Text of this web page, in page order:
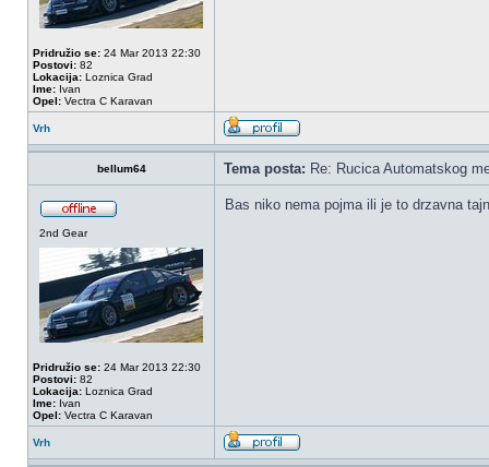
Pridružio se: 24 Mar 2013 22:30
Postovi: 82
Lokacija: Loznica Grad
Ime: Ivan
Opel: Vectra C Karavan
Vrh
bellum64 Tema posta: Re: Rucica Automatskog
2nd Gear
Pridružio se: 24 Mar 2013 22:30
Postovi: 82
Lokacija: Loznica Grad
Ime: Ivan
Opel: Vectra C Karavan
Bas niko nema pojma ili je to drzavna
Vrh